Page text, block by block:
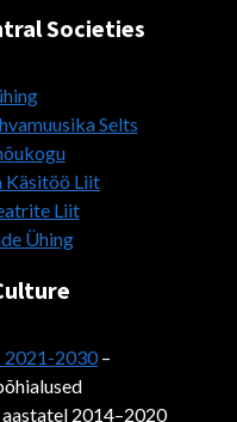
Societies
Selts
Käsitöö Liit
Liit
Ühing
2021-2030–
2014–2020